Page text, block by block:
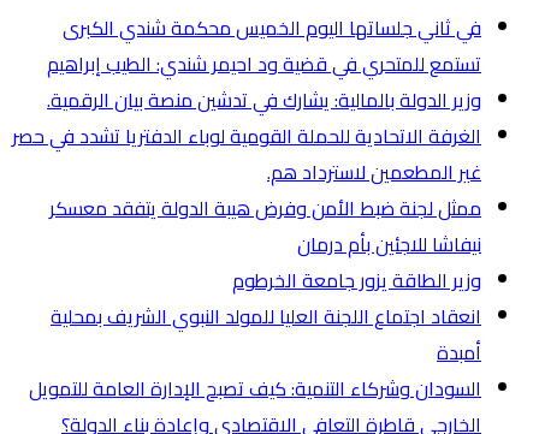
في ثاني جلساتها اليوم الخميس محكمة شندي الكبرى
تستمع للمتحري في قضية ود احيمر شندي: الطيب إبراهيم
وزير الدولة بالمالية: يشارك في تدشين منصة بيان الرقمية.
الغرفة الاتحادية للحملة القومية لوباء الدفتريا تشدد في حصر
غير المطعمين لاسترداد هم.
ممثل لجنة ضبط الأمن وفرض هيبة الدولة يتفقد معسكر
نيفاشا للاجئين بأم درمان
وزير الطاقة يزور جامعة الخرطوم
انعقاد اجتماع اللجنة العليا للمولد النبوي الشريف بمحلية
أمبدة
السودان وشركاء التنمية: كيف تصبح الإدارة العامة للتمويل
الخارجي قاطرة التعافي الاقتصادي وإعادة بناء الدولة؟